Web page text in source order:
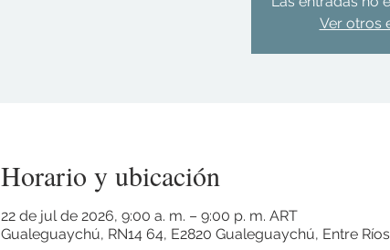
Ver otros
Horario y ubicación
22 de jul de 2026, 9:00 a. m. – 9:00 p. m. ART
Gualeguaychú, RN14 64, E2820 Gualeguaychú, Entre